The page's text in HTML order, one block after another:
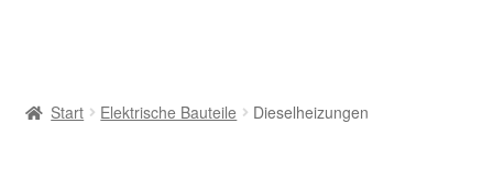
Start Elektrische Bauteile Dieselheizungen